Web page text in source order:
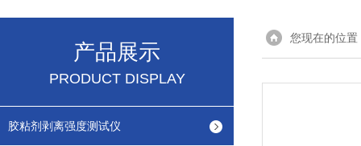
产品展示
PRODUCT DISPLAY
胶粘剂剥离强度测试仪
您现在的位置